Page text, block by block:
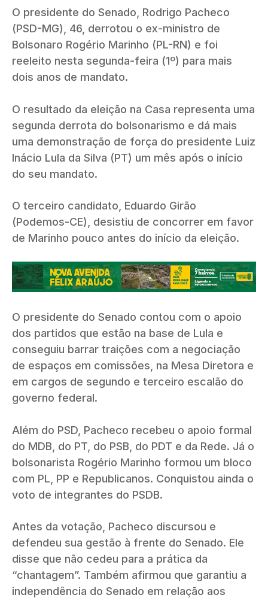
O presidente do Senado, Rodrigo Pacheco
(PSD-MG), 46, derrotou o ex-ministro de
Bolsonaro Rogério Marinho (PL-RN) e foi
reeleito nesta segunda-feira (1º) para mais
dois anos de mandato.
O resultado da eleição na Casa representa uma
segunda derrota do bolsonarismo e dá mais
uma demonstração de força do presidente Luiz
Inácio Lula da Silva (PT) um mês após o início
do seu mandato.
O terceiro candidato, Eduardo Girão
(Podemos-CE), desistiu de concorrer em favor
de Marinho pouco antes do início da eleição.
O presidente do Senado contou com o apoio
dos partidos que estão na base de Lula e
conseguiu barrar traições com a negociação
de espaços em comissões, na Mesa Diretora e
em cargos de segundo e terceiro escalão do
governo federal.
Além do PSD, Pacheco recebeu o apoio formal
do MDB, do PT, do PSB, do PDT e da Rede. Já o
bolsonarista Rogério Marinho formou um bloco
com PL, PP e Republicanos. Conquistou ainda o
voto de integrantes do PSDB.
Antes da votação, Pacheco discursou e
defendeu sua gestão à frente do Senado. Ele
disse que não cedeu para a prática da
“chantagem”. Também afirmou que garantiu a
independência do Senado em relação aos